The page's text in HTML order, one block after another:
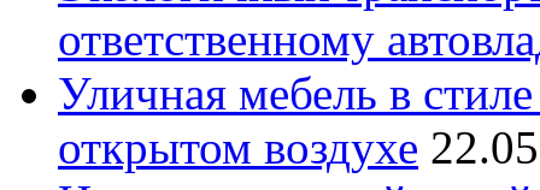
ответственному
Уличная мебель в
открытом воздухе